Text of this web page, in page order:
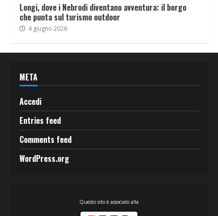
Longi, dove i Nebrodi diventano avventura: il borgo
che punta sul turismo outdoor
4 giugno 2026
META
Accedi
Entries feed
Comments feed
WordPress.org
Questo sito è associato alla